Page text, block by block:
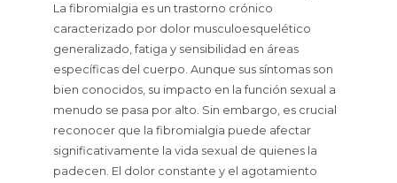
La fibromialgia es un trastorno crónico
caracterizado por dolor musculoesquelético
generalizado, fatiga y sensibilidad en áreas
específicas del cuerpo. Aunque sus síntomas son
bien conocidos, su impacto en la función sexual a
menudo se pasa por alto. Sin embargo, es crucial
reconocer que la fibromialgia puede afectar
significativamente la vida sexual de quienes la
padecen. El dolor constante y el agotamiento